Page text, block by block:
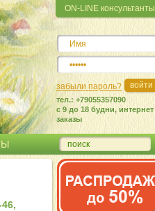
ON-LINE консультанты
забыли пароль?
тел.: +79055357090
c 9 до 18 будни, интернет
заказы